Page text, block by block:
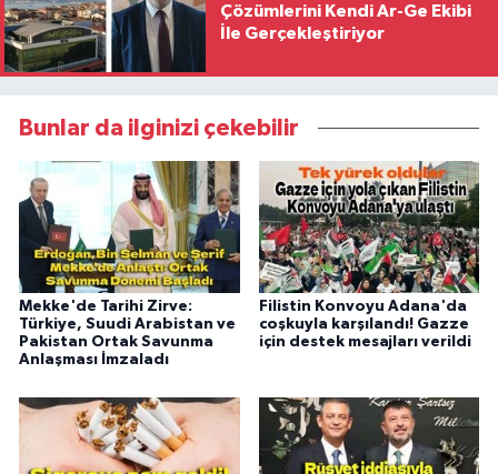
Çözümlerini Kendi Ar-Ge Ekibi
İle Gerçekleştiriyor
Bunlar da ilginizi çekebilir
Mekke'de Tarihi Zirve:
Türkiye, Suudi Arabistan ve
Pakistan Ortak Savunma
Anlaşması İmzaladı
Filistin Konvoyu Adana'da
coşkuyla karşılandı! Gazze
için destek mesajları verildi